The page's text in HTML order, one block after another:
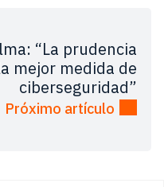
“La prudencia
mejor medida de
ciberseguridad”
Próximo artículo